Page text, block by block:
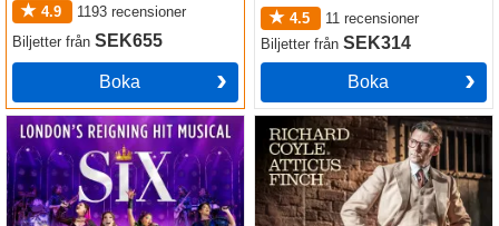
4.9
1193 recensioner
Biljetter från SEK655
Boka
4.5
11 recensioner
BiljetterfrånSEK314
Boka
SIX To Kill A Mockingbird